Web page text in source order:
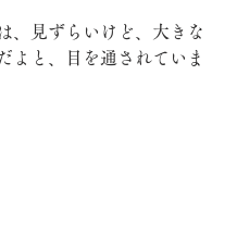
、見ずらいけど、大きな
よと、目を通されていま